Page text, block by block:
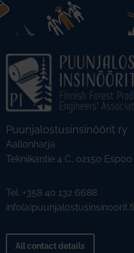
Puunjalostusinsinöörit ry
Aallonharja
Tekniikantie 4 C, 02150 Espoo
Tel. +358 40 132 6688
info(a)puunjalostusinsinoorit.fi
All contact details